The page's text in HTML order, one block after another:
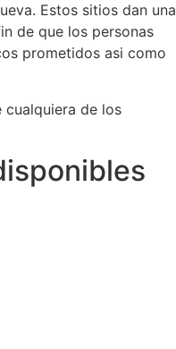
Estos sitios dan una
de que los personas
prometidos asi como
cualquiera de los